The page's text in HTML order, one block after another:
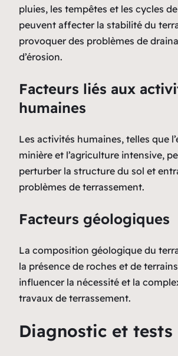
pluies, les tempêtes et les cycles
peuvent affecter la stabilité du
provoquer des problèmes de
d’érosion.
Facteurs liés aux
humaines
Les activités humaines, telles que
minière et l’agriculture intensive,
perturber la structure du sol et
problèmes de terrassement.
Facteurs géologiques
La composition géologique du
la présence de roches et de
influencer la nécessité et la
travaux de terrassement.
Diagnostic et tests